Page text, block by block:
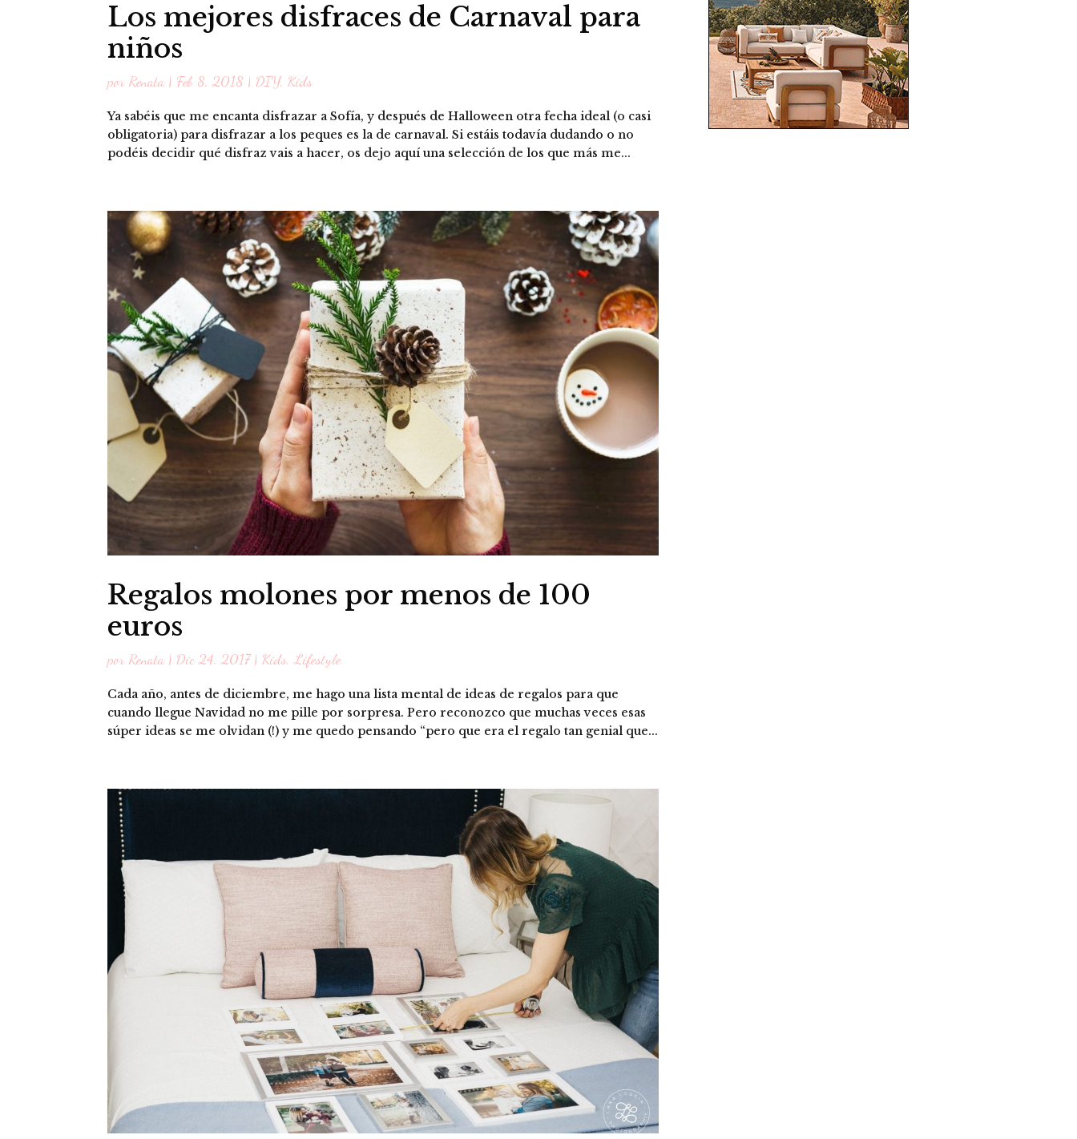
Los mejores disfraces de Carnaval para
niños
por Renata | Feb 8, 2018 | DIY, Kids
Ya sabéis que me encanta disfrazar a Sofía, y después de Halloween otra fecha ideal (o casi
obligatoria) para disfrazar a los peques es la de carnaval. Si estáis todavía dudando o no
podéis decidir qué disfraz vais a hacer, os dejo aquí una selección de los que más me...
Regalos molones por menos de 100
euros
por Renata | Dic 24, 2017| Kids,Lifestyle
Cada año, antes de diciembre, me hago una lista mental de ideas de regalos para que
cuando llegue Navidad no me pille por sorpresa. Pero reconozco que muchas veces esas
súper ideas se me olvidan (!) y me quedo pensando “pero que era el regalo tan genial que...